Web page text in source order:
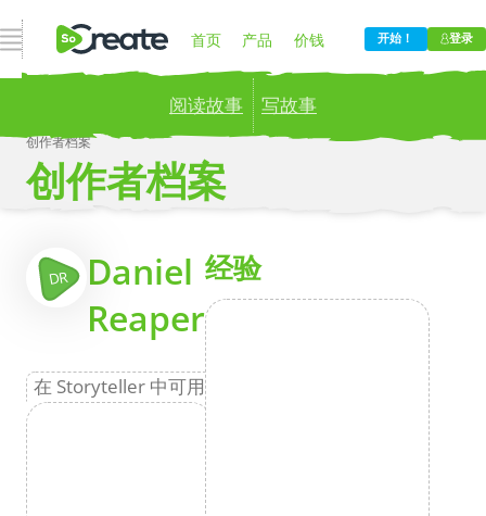
打开导航 首页 产品 价钱
博客 公司
开始！ 登录
阅读故事 写故事
Publish your stories to a global audience.
now!
创作者档案
创作者档案
DR
Daniel
Reaper
在 Storyteller 中可用
更 经验